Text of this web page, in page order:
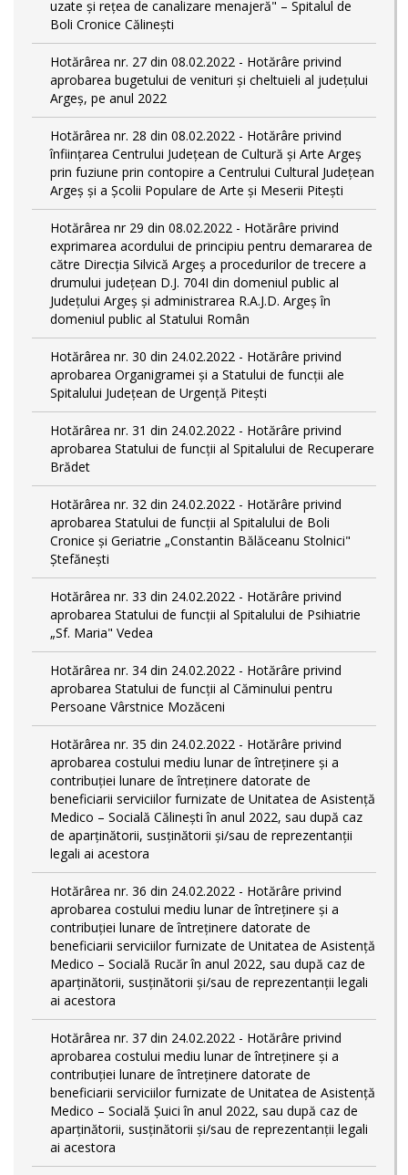
uzate și rețea de canalizare menajeră" – Spitalul de
Boli Cronice Călinești
Hotărârea nr. 27 din 08.02.2022 - Hotărâre privind
aprobarea bugetului de venituri și cheltuieli al județului
Argeș, pe anul 2022
Hotărârea nr. 28 din 08.02.2022 - Hotărâre privind
înființarea Centrului Județean de Cultură şi Arte Argeș
prin fuziune prin contopire a Centrului Cultural Judeţean
Argeş și a Școlii Populare de Arte și Meserii Pitești
Hotărârea nr 29 din 08.02.2022 - Hotărâre privind
exprimarea acordului de principiu pentru demararea de
către Direcţia Silvică Argeş a procedurilor de trecere a
drumului judeţean D.J. 704I din domeniul public al
Judeţului Argeş şi administrarea R.A.J.D. Argeş în
domeniul public al Statului Român
Hotărârea nr. 30 din 24.02.2022 - Hotărâre privind
aprobarea Organigramei și a Statului de funcții ale
Spitalului Județean de Urgență Pitești
Hotărârea nr. 31 din 24.02.2022 - Hotărâre privind
aprobarea Statului de funcții al Spitalului de Recuperare
Brădet
Hotărârea nr. 32 din 24.02.2022 - Hotărâre privind
aprobarea Statului de funcţii al Spitalului de Boli
Cronice și Geriatrie „Constantin Bălăceanu Stolnici"
Ștefănești
Hotărârea nr. 33 din 24.02.2022 - Hotărâre privind
aprobarea Statului de funcții al Spitalului de Psihiatrie
„Sf. Maria" Vedea
Hotărârea nr. 34 din 24.02.2022 - Hotărâre privind
aprobarea Statului de funcţii al Căminului pentru
Persoane Vârstnice Mozăceni
Hotărârea nr. 35 din 24.02.2022 - Hotărâre privind
aprobarea costului mediu lunar de întreținere și a
contribuției lunare de întreținere datorate de
beneficiarii serviciilor furnizate de Unitatea de Asistență
Medico – Socială Călineşti în anul 2022, sau după caz
de aparținătorii, susținătorii și/sau de reprezentanții
legali ai acestora
Hotărârea nr. 36 din 24.02.2022 - Hotărâre privind
aprobarea costului mediu lunar de întreținere și a
contribuției lunare de întreținere datorate de
beneficiarii serviciilor furnizate de Unitatea de Asistență
Medico – Socială Rucăr în anul 2022, sau după caz de
aparținătorii, susținătorii și/sau de reprezentanții legali
ai acestora
Hotărârea nr. 37 din 24.02.2022 - Hotărâre privind
aprobarea costului mediu lunar de întreținere și a
contribuției lunare de întreținere datorate de
beneficiarii serviciilor furnizate de Unitatea de Asistență
Medico – Socială Șuici în anul 2022, sau după caz de
aparținătorii, susținătorii și/sau de reprezentanții legali
ai acestora